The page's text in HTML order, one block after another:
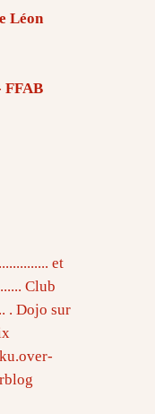
et
Club
. Dojo sur
Léon
FFAB